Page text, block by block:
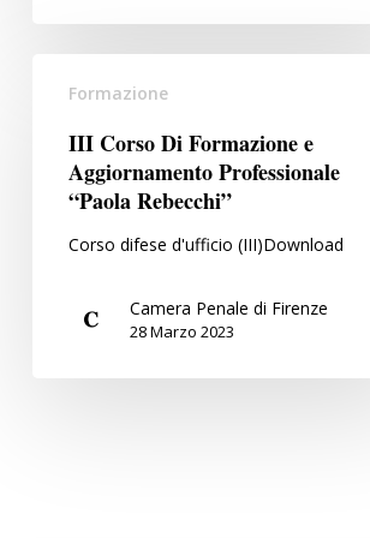
consente
conseguire
l’attestazione
difensori
Corso
Formazione
Professionale
Rebecchi”
Formazione
III Corso Di Formazione e
Aggiornamento Professionale
“Paola Rebecchi”
Corso difese d'ufficio (III)Download
Camera Penale di Firenze
28 Marzo 2023